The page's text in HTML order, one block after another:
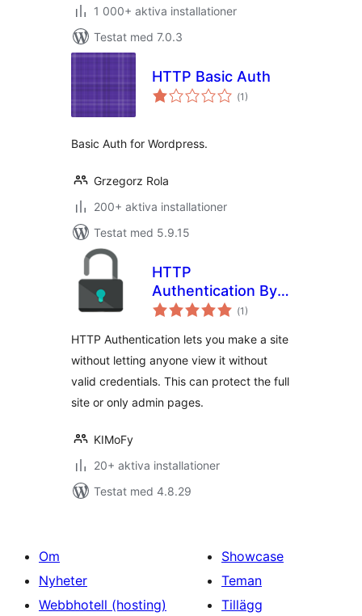
1 000+ aktiva installationer
Testat med 7.0.3
HTTP Basic Auth
(Totalt
antal
1)
Basic Auth for Wordpress.
Grzegorz Rola
200+ aktiva installationer
Testat med 5.9.15
HTTP
Authentication By
KIMoFy
(Totalt
antal
1)
HTTP Authentication lets you make a site
without letting anyone view it without
valid credentials. This can protect the full
site or only admin pages.
KIMoFy
20+ aktiva installationer
Testat med 4.8.29
Om
Nyheter
Webbhotell (hosting)
Showcase
Teman
Tillägg